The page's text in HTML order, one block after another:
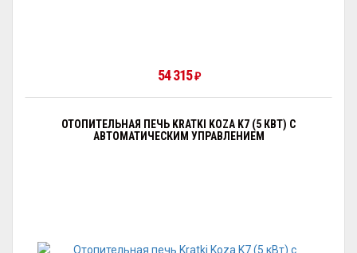
54 315₽
ОТОПИТЕЛЬНАЯ ПЕЧЬ KRATKI KOZA K7 (5 КВТ) С
АВТОМАТИЧЕСКИМ УПРАВЛЕНИЕМ